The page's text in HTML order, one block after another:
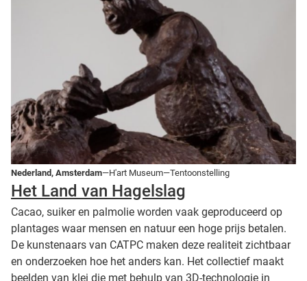
Nederland, Amsterdam—H'art Museum—Tentoonstelling
Het Land van Hagelslag
Cacao, suiker en palmolie worden vaak geproduceerd op
plantages waar mensen en natuur een hoge prijs betalen.
De kunstenaars van CATPC maken deze realiteit zichtbaar
en onderzoeken hoe het anders kan. Het collectief maakt
beelden van klei die met behulp van 3D-technologie in